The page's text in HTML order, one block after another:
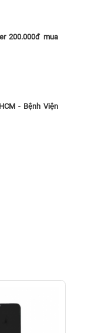
200.000đ mua
- Bệnh Viện